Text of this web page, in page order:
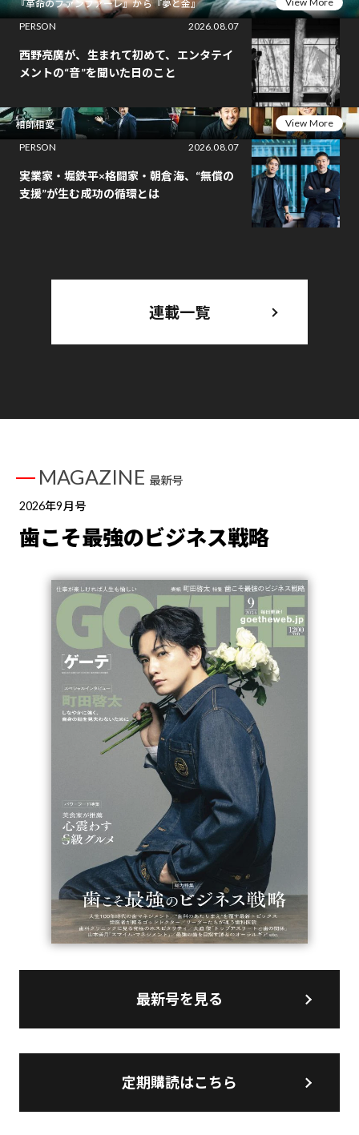
『革命のファンファーレ』から『夢と金』
PERSON
2026.08.07
西野亮廣が、生まれて初めて、エンタテイ
メントの“音”を聞いた日のこと
相師相愛
View More
PERSON
2026.08.07
実業家・堀鉄平×格闘家・朝倉海、“無償の
支援”が生む成功の循環とは
連載一覧
MAGAZINE 最新号
2026年9月号
歯こそ最強のビジネス戦略
最新号を見る
定期購読はこちら